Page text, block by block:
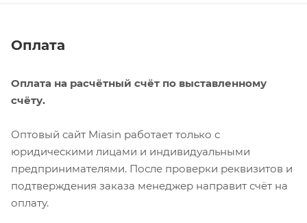
Оплата
Оплата на расчётный счёт по выставленному
счёту.
Оптовый сайт Miasin работает только с
юридическими лицами и индивидуальными
предпринимателями. После проверки реквизитов и
подтверждения заказа менеджер направит счёт на
оплату.